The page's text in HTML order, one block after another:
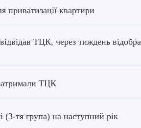
приватизації квартири
ТЦК, через тиждень
ТЦК
(3-тя група) на наступний рік